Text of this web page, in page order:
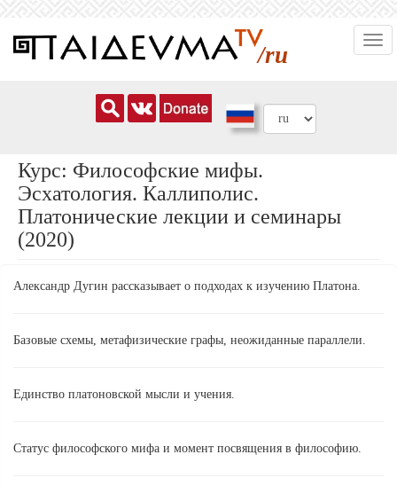
основному
/ru
Курс: Философские мифы.
Эсхатология. Каллиполис.
Платонические лекции и семинары
(2020)
Александр Дугин рассказывает о подходах к изучению Платона.
Базовые схемы, метафизические графы, неожиданные параллели.
Единство платоновской мысли и учения.
Статус философского мифа и момент посвящения в философию.